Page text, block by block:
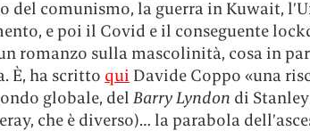
del comunismo, la guerra in Kuwait,
e poi il Covid e il conseguente
romanzo sulla mascolinità, cosa in
È, ha scritto qui Davide Coppo «una
globale, delBarry Lyndon di
che è diverso)… la parabola